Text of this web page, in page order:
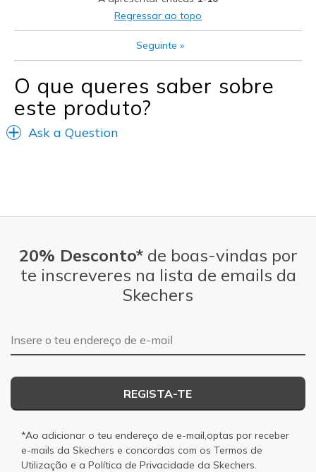
Shoes are for Wearing
Regressar ao topo
Seguinte »
O que queres saber sobre
este produto?
Ask a Question
20% Desconto*de boas-vindas por
te inscreveres na lista de emails da
Skechers
Endereço de e-mail
REGISTA-TE
*Ao adicionar o teu endereço de e-mail,optas por receber
e-mails da Skechers e concordas com os Termos de
Utilização e a Política de Privacidade da Skechers.